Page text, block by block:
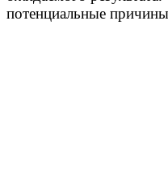
потенциальные причины